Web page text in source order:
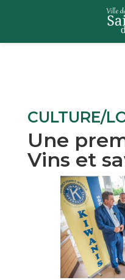
CULTURE/
Une
Vins et